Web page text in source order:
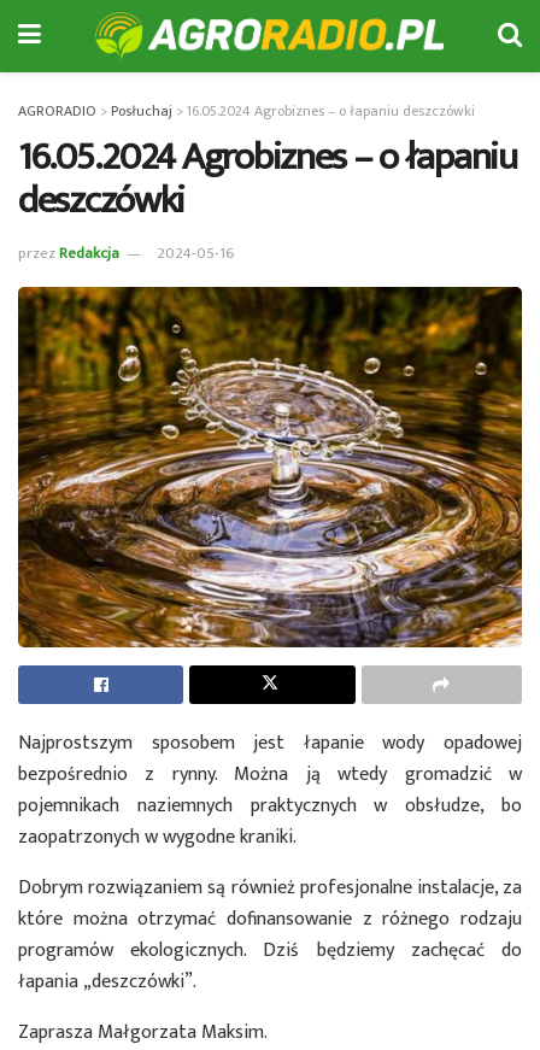
AGRORADIO >Posłuchaj >16.05.2024 Agrobiznes – o łapaniu deszczówki
16.05.2024 Agrobiznes – o łapaniu
deszczówki
przezRedakcja 2024-05-16
Najprostszym sposobem jest łapanie wody opadowej
bezpośrednio z rynny. Można ją wtedy gromadzić w
pojemnikach naziemnych praktycznych w obsłudze, bo
zaopatrzonych w wygodne kraniki.
Dobrym rozwiązaniem są również profesjonalne instalacje, za
które można otrzymać dofinansowanie z różnego rodzaju
programów ekologicznych. Dziś będziemy zachęcać do
łapania „deszczówki”.
Zaprasza Małgorzata Maksim.